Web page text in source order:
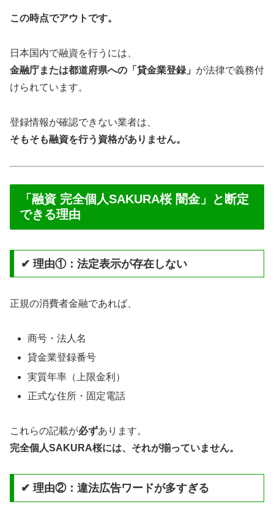
この時点でアウトです。
日本国内で融資を行うには、
金融庁または都道府県への「貸金業登録」 が法律で義務付
けられています。
登録情報が確認できない業者は、
そもそも融資を行う資格がありません。
「融資 完全個人SAKURA桜 闇金」と断定
できる理由
✔ 理由①：法定表示が存在しない
正規の消費者金融であれば、
商号・法人名
貸金業登録番号
実質年率（上限金利）
正式な住所・固定電話
これらの記載が必ずあります。
完全個人SAKURA桜には、それが揃っていません。
✔ 理由②：違法広告ワードが多すぎる